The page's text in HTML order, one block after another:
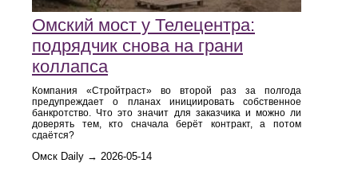
Омский мост у Телецентра:
подрядчик снова на грани
коллапса
Компания «Стройтраст» во второй раз за полгода
предупреждает о планах инициировать собственное
банкротство. Что это значит для заказчика и можно ли
доверять тем, кто сначала берёт контракт, а потом
сдаётся?
Омск Daily → 2026-05-14